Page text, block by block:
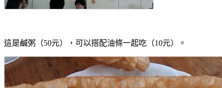
這是鹹粥（50元），可以搭配油條一起吃（10元）。